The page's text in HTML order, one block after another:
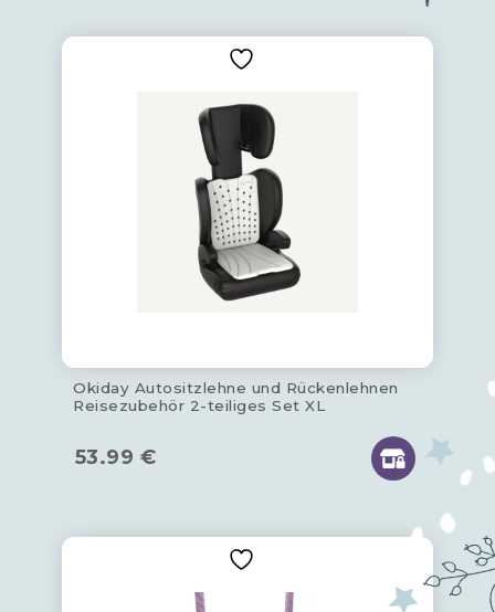
Okiday Autositzlehne und Rückenlehnen
Reisezubehör 2-teiliges Set XL
53.99 €